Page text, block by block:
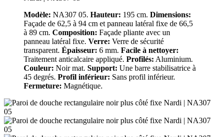
Modèle: NA307 05. Hauteur: 195 cm. Dimensions:
Façade de 62,5 à 94 cm et panneau latéral fixe de 66,5
à 89 cm. Composition: Façade pliante avec un
panneau latéral fixe. Verre: Verre de sécurité
transparent. Épaisseur: 6 mm. Facile à nettoyer:
Traitement anticalcaire appliqué. Profilés: Aluminium.
Couleur: Noir mat. Support: Une barre stabilisatrice à
45 degrés. Profil inférieur: Sans profil inférieur.
Fermeture: Magnétique.